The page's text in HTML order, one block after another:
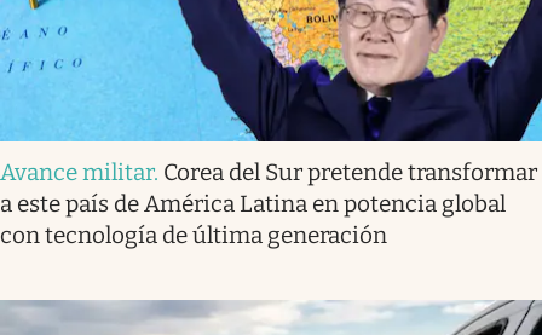
Avance militar. Corea del Sur pretende transformar
a este país de América Latina en potencia global
con tecnología de última generación